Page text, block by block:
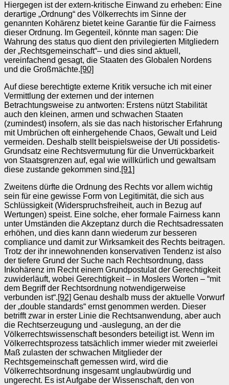
Hiergegen ist der extern-kritische Einwand zu erheben: Eine
derartige „Ordnung“ des Völkerrechts im Sinne der
genannten Kohärenz bietet keine Garantie für die Fairness
dieser Ordnung. Im Gegenteil, könnte man sagen: Die
Wahrung des status quo dient den privilegierten Mitgliedern
der „Rechtsgemeinschaft“– und dies sind aktuell,
vereinfachend gesagt, die Staaten des Globalen Nordens
und die Großmächte.[90]
Auf diese berechtigte externe Kritik versuche ich mit einer
Vermittlung der externen und der internen
Betrachtungsweise zu antworten: Erstens nützt Stabilität
auch den kleinen, armen und schwachen Staaten
(zumindest) insofern, als sie das nach historischer Erfahrung
mit Umbrüchen oft einhergehende Chaos, Gewalt und Leid
vermeiden. Deshalb stellt beispielsweise der Uti possidetis-
Grundsatz eine Rechtsvermutung für die Unverrückbarkeit
von Staatsgrenzen auf, egal wie willkürlich und gewaltsam
diese zustande gekommen sind.[91]
Zweitens dürfte die Ordnung des Rechts vor allem wichtig
sein für eine gewisse Form von Legitimität, die sich aus
Schlüssigkeit (Widerspruchsfreiheit, auch in Bezug auf
Wertungen) speist. Eine solche, eher formale Fairness kann
unter Umständen die Akzeptanz durch die Rechtsadressaten
erhöhen, und dies kann dann wiederum zur besseren
compliance und damit zur Wirksamkeit des Rechts beitragen.
Trotz der ihr innewohnenden konservativen Tendenz ist also
der tiefere Grund der Suche nach Rechtsordnung, dass
Inkohärenz im Recht einem Grundpostulat der Gerechtigkeit
zuwiderläuft, wobei Gerechtigkeit – in Moslers Worten – “mit
dem Begriff der Rechtsordnung notwendigerweise
verbunden ist“.[92] Genau deshalb muss der aktuelle Vorwurf
der „double standards“ ernst genommen werden. Dieser
betrifft zwar in erster Linie die Rechtsanwendung, aber auch
die Rechtserzeugung und -auslegung, an der die
Völkerrechtswissenschaft besonders beteiligt ist. Wenn im
Völkerrechtsprozess tatsächlich immer wieder mit zweierlei
Maß zulasten der schwachen Mitglieder der
Rechtsgemeinschaft gemessen wird, wird die
Völkerrechtsordnung insgesamt unglaubwürdig und
ungerecht. Es ist Aufgabe der Wissenschaft, den von